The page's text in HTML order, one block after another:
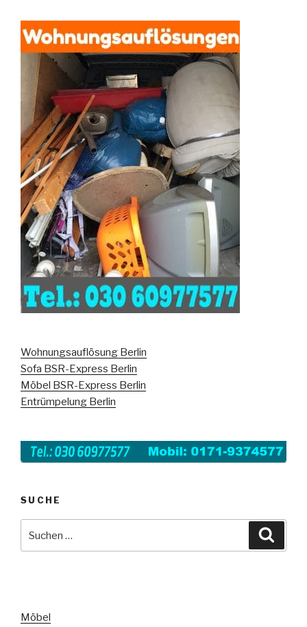
Wohnungsauflösung Berlin
Sofa BSR-Express Berlin
Möbel BSR-Express Berlin
Entrümpelung Berlin
SUCHE
nach:
Möbel